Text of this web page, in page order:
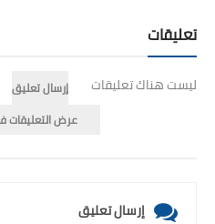
تعليقات
ليست هناك تعليقات
إرسال تعليق
عرض التعليقات
إرسال تعليق